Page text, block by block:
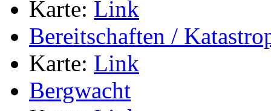
Karte: Link
Bereitschaften /
Karte: Link
Bergwacht